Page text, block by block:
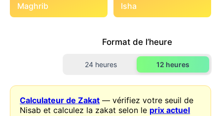
Maghrib Isha
Format de l’heure
24 heures 12 heures
Calculateur de Zakat — vérifiez votre seuil de
Nisab et calculez la zakat selon le prix actuel